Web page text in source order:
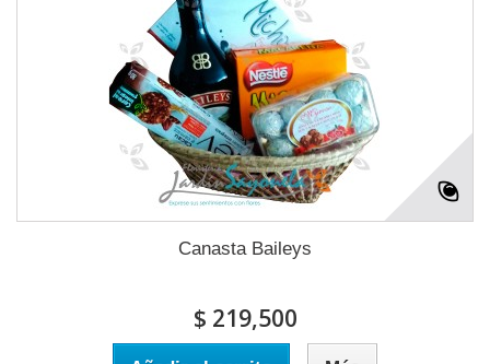
Canasta Baileys
$ 219,500